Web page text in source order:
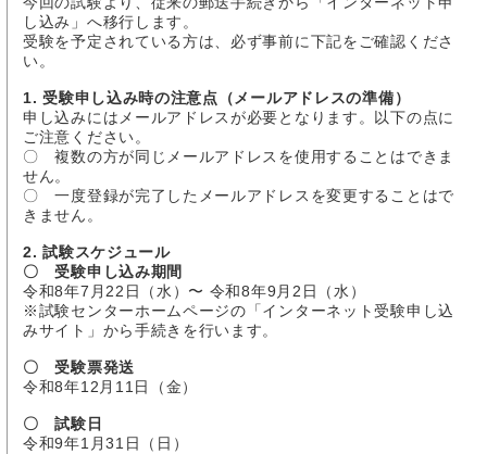
し込み」へ移行します。
受験を予定されている方は、必ず事前に下記をご確認くださ
い。
1. 受験申し込み時の注意点（メールアドレスの準備）
申し込みにはメールアドレスが必要となります。以下の点に
ご注意ください。
〇 複数の方が同じメールアドレスを使用することはできま
せん。
〇 一度登録が完了したメールアドレスを変更することはで
きません。
2. 試験スケジュール
〇 受験申し込み期間
令和8年7月22日（水）〜 令和8年9月2日（水）
※試験センターホームページの「インターネット受験申し込
みサイト」から手続きを行います。
〇 受験票発送
令和8年12月11日（金）
〇 試験日
令和9年1月31日（日）